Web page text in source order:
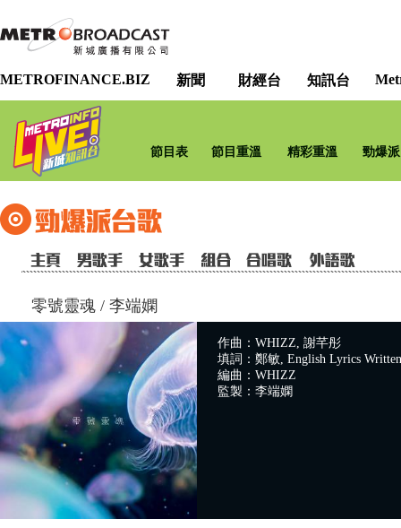
METROFINANCE.BIZ 新聞 財經台 知訊台
節目表 節目重溫 精彩重溫 勁爆
零號靈魂 / 李端嫻
作曲：WHIZZ, 謝芊彤
填詞：鄭敏, English Lyrics
編曲：WHIZZ
監製：李端嫻